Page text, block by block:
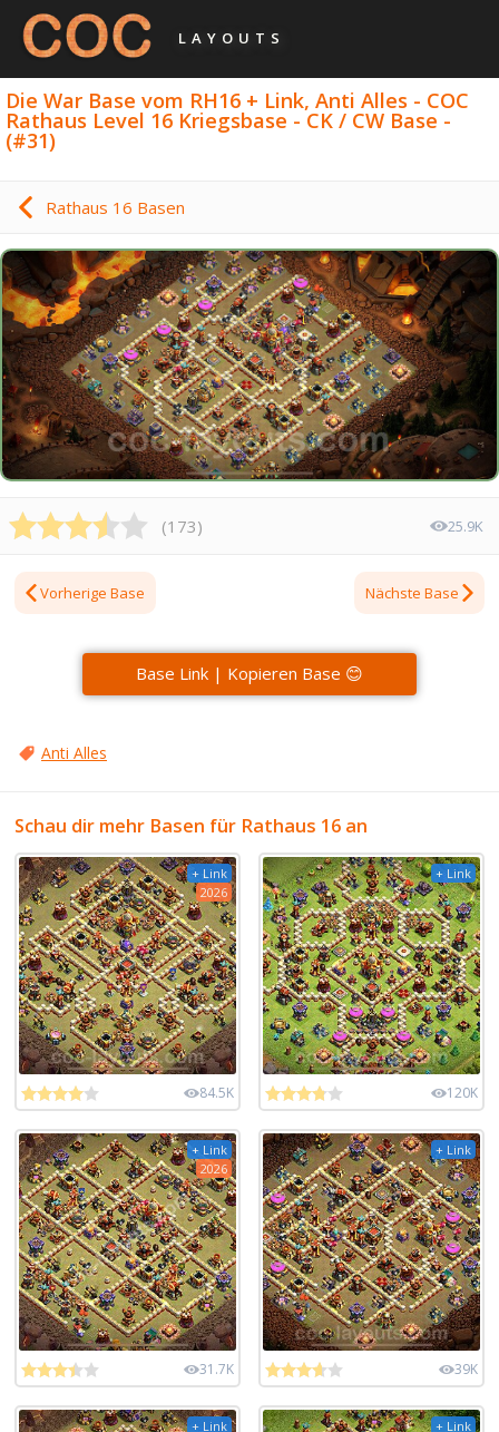
LAYOUTS
Die War Base vom RH16 + Link, Anti Alles - COC
Rathaus Level 16 Kriegsbase - CK / CW Base -
(#31)
Rathaus 16 Basen
(173) 25.9K
Vorherige Base Nächste Base
Base Link | Kopieren Base 😊
Anti Alles
Schau dir mehr Basen für Rathaus 16 an
+ Link
2026
84.5K
+ Link
120K
+ Link
2026
31.7K
+ Link
39K
+ Link
+ Link